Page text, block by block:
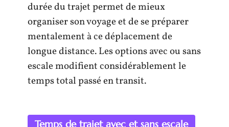
durée du trajet permet de mieux
organiser son voyage et de se préparer
mentalement à ce déplacement de
longue distance. Les options avec ou sans
escale modifient considérablement le
temps total passé en transit.
Temps de trajet avec et sans escale